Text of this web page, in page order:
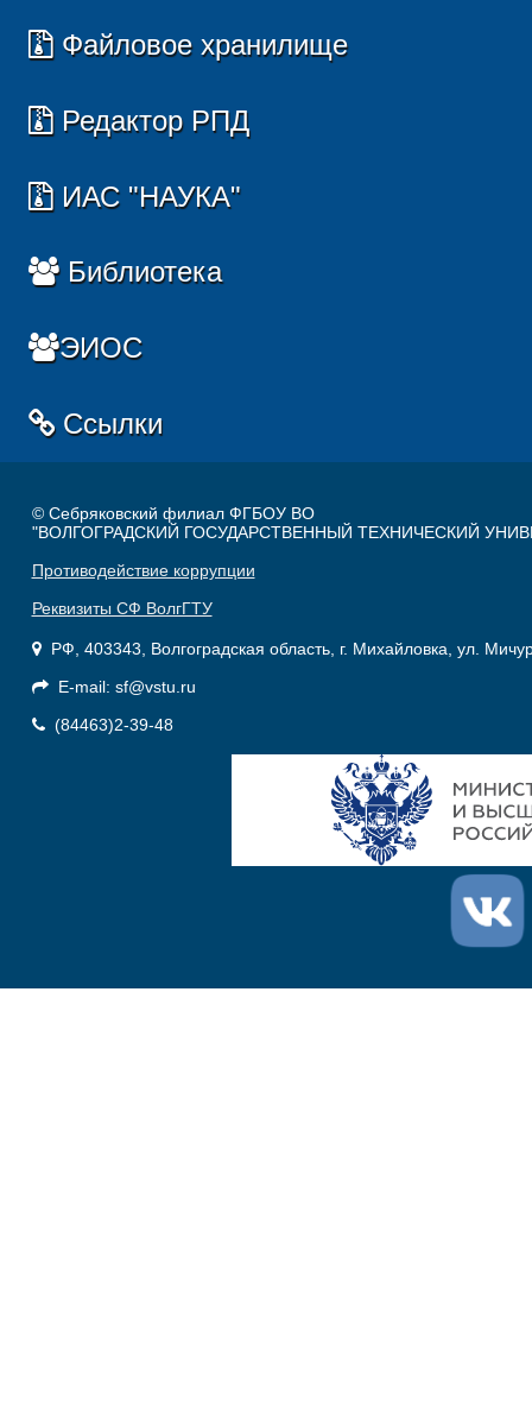
Файловое хранилище
Редактор РПД
ИАС "НАУКА"
Библиотека
ЭИОС
Ссылки
© Себряковский филиал ФГБОУ ВО
"ВОЛГОГРАДСКИЙ ГОСУДАРСТВЕННЫЙ ТЕХНИЧЕСКИЙ
Противодействие коррупции
Реквизиты СФ ВолгГТУ
РФ, 403343, Волгоградская область, г. Михайловка, ул.
E-mail: sf@vstu.ru
(84463)2-39-48